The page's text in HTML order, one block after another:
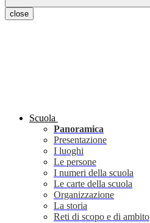
close
Scuola
Panoramica
Presentazione
I luoghi
Le persone
I numeri della scuola
Le carte della scuola
Organizzazione
La storia
Reti di scopo e di ambito